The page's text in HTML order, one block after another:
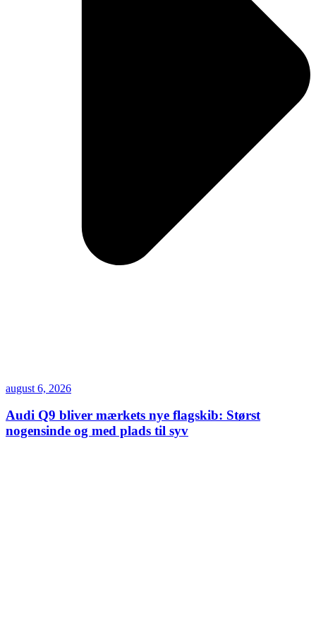
august 6, 2026
Audi Q9 bliver mærkets nye flagskib: Størst
nogensinde og med plads til syv